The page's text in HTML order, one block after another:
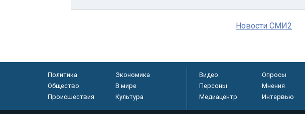
Новости СМИ2
Политика
Экономика
Общество
В мире
Происшествия
Культура
Видео Опросы
Персоны
Мнения
Медиацентр
Интервью